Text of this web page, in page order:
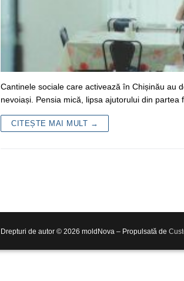
Cantinele sociale care activează în Chișinău au
nevoiași. Pensia mică, lipsa ajutorului din
CITEȘTE MAI MULT →
Drepturi de autor © 2026 moldNova – Propulsată de